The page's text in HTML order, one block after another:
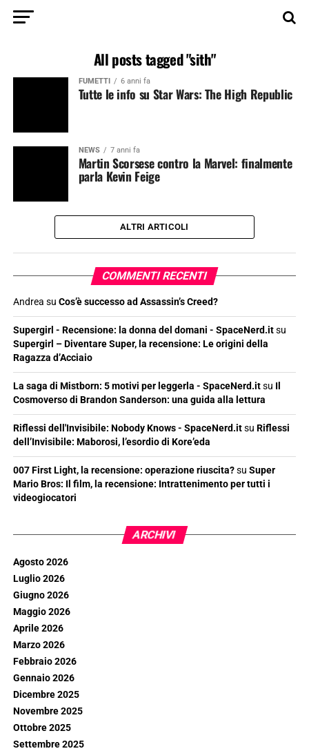
All posts tagged "sith"
FUMETTI 6 anni fa
Tutte le info su Star Wars: The High Republic
NEWS 7 anni fa
Martin Scorsese contro la Marvel: finalmente
parla Kevin Feige
ALTRI ARTICOLI
COMMENTI RECENTI
Andrea su Cos’è successo ad Assassin’s Creed?
Supergirl - Recensione: la donna del domani - SpaceNerd.itsu
Supergirl – Diventare Super, la recensione: Le origini della
Ragazza d’Acciaio
La saga di Mistborn: 5 motivi per leggerla - SpaceNerd.itsu Il
Cosmoverso di Brandon Sanderson: una guida alla lettura
Riflessi dell'Invisibile: Nobody Knows - SpaceNerd.itsu Riflessi
dell’Invisibile: Maborosi, l’esordio di Kore’eda
007 First Light, la recensione: operazione riuscita?su Super
Mario Bros: Il film, la recensione: Intrattenimento per tutti i
videogiocatori
ARCHIVI
Agosto 2026
Luglio 2026
Giugno 2026
Maggio 2026
Aprile 2026
Marzo 2026
Febbraio 2026
Gennaio 2026
Dicembre 2025
Novembre 2025
Ottobre 2025
Settembre 2025